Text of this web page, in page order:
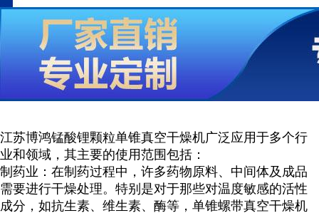
江苏博鸿锰酸锂颗粒单锥真空干燥机广泛应用于多个行
业和领域，其主要的使用范围包括：
制药业：在制药过程中，许多药物原料、中间体及成品
需要进行干燥处理。特别是对于那些对温度敏感的活性
成分，如抗生素、维生素、酶等，单锥螺带真空干燥机